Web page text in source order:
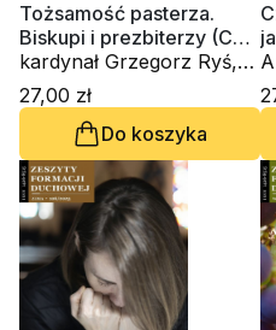
Tożsamość pasterza.
Biskupi i prezbiterzy (CD-
audiobook)
kardynał Grzegorz Ryś,
Amedeo Cencini FdCC
27,00 zł
Do koszyka